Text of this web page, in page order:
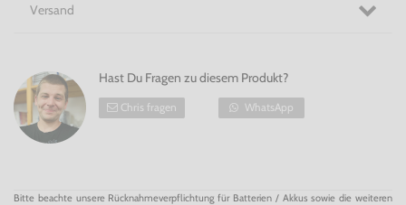
Versand
Hast Du Fragen zu diesem Produkt?
Chris fragen WhatsApp
Bitte beachte unsere Rücknahmeverpflichtung für Batterien / Akkus sowie die weiteren